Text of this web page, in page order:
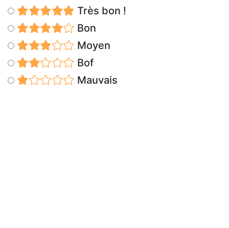
Très bon !
Bon
Moyen
Bof
Mauvais